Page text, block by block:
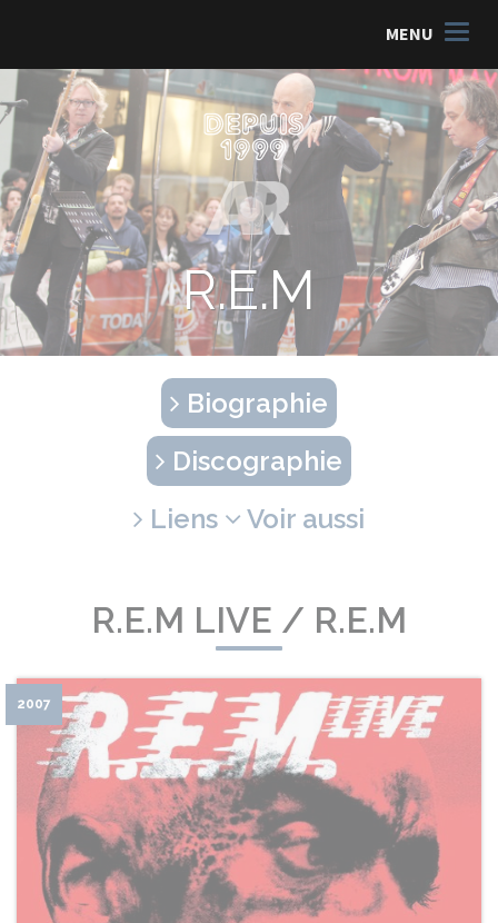
MENU
R.E.M
Biographie
Discographie
Liens
Voir aussi
R.E.M LIVE / R.E.M
2007